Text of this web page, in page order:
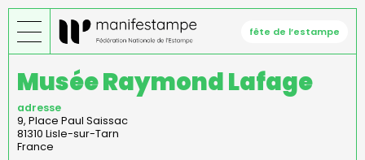
Aller
au
contenu
fête de l’estampe
Musée Raymond Lafage
adresse
9, Place Paul Saissac
81310 Lisle-sur-Tarn
France